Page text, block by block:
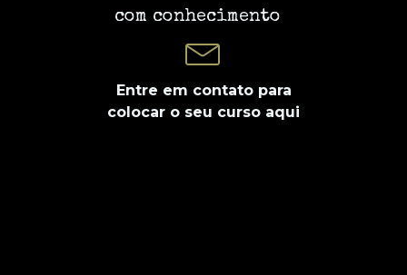
com conhecimento
Entre em contato para
colocar o seu curso aqui